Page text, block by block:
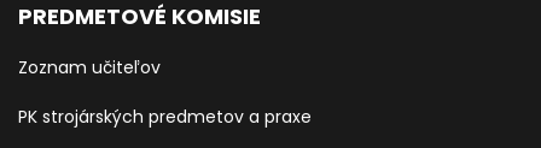
PREDMETOVÉ KOMISIE
Zoznam učiteľov
PK strojárských predmetov a praxe